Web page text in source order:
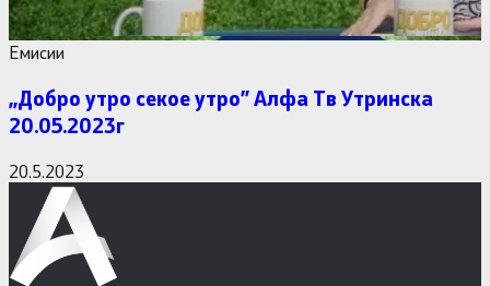
Емисии
,,Добро утро секое утро” Алфa Тв Утринска
20.05.2023г
20.5.2023